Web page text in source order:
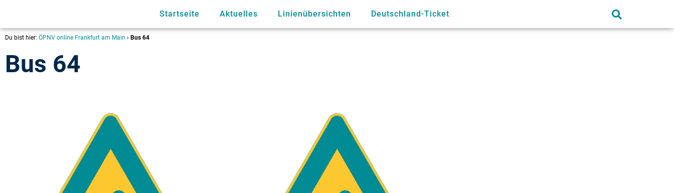
Startseite Aktuelles Linienübersichten Deutschland-Ticket
Du bist hier: ÖPNV online Frankfurt am Main › Bus 64
Bus 64